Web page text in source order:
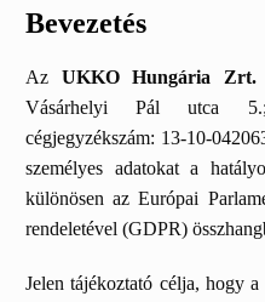
Bevezetés
Az UKKO Hungária Zrt.
Vásárhelyi Pál utca 5.;
cégjegyzékszám: 13-10-
személyes adatokat a
különösen az Európai
rendeletével (GDPR)
Jelen tájékoztató célja, hogy